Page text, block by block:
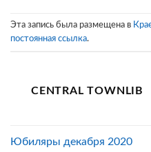
Эта запись была размещена в
постоянная ссылка.
CENTRAL TOWNLIB
Юбиляры декабря 2020